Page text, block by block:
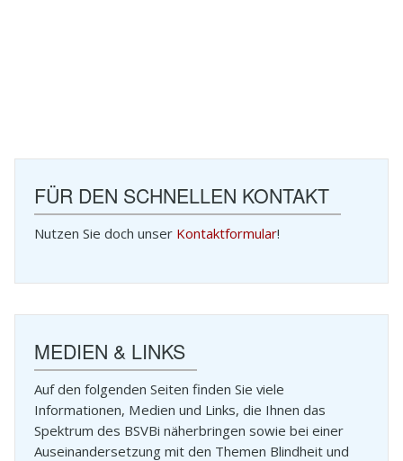
FÜR DEN SCHNELLEN KONTAKT
Nutzen Sie doch unser Kontaktformular!
MEDIEN & LINKS
Auf den folgenden Seiten finden Sie viele
Informationen, Medien und Links, die Ihnen das
Spektrum des BSVBi näherbringen sowie bei einer
Auseinandersetzung mit den Themen Blindheit und